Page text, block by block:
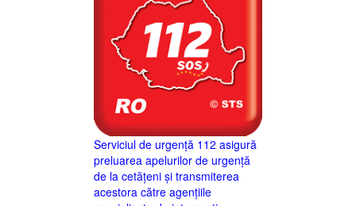
Serviciul de urgență 112 asigură
preluarea apelurilor de urgență
de la cetățeni și transmiterea
acestora către agențiile